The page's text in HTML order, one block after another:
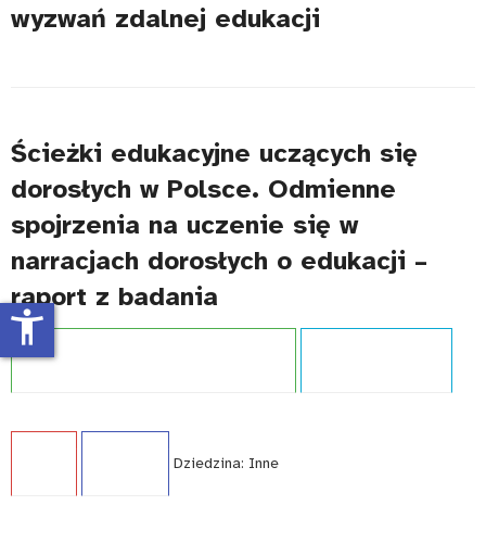
wyzwań zdalnej edukacji
Ścieżki edukacyjne uczących się
dorosłych w Polsce. Odmienne
spojrzenia na uczenie się w
narracjach dorosłych o edukacji –
raport z badania
Projekt:
Dziedzina: Inne
accessibility_new